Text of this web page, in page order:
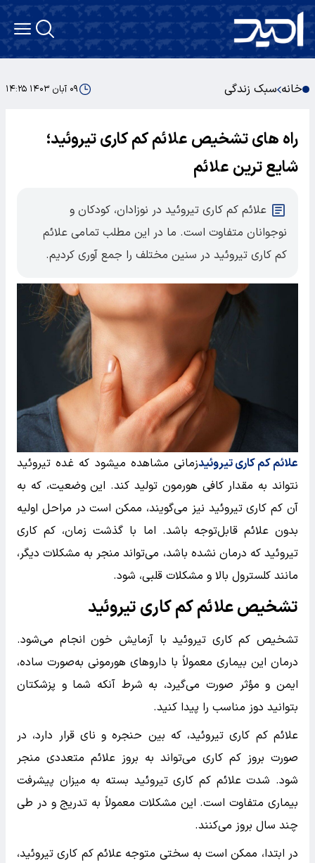
خانه سبک زندگی ۰۹ آبان ۱۴۰۳ ۱۴:۲۵
راه های تشخیص علائم کم کاری تیروئید؛
شایع ترین علائم
علائم کم کاری تیروئید در نوزادان، کودکان و
نوجوانان متفاوت است. ما در این مطلب تمامی علائم
کم کاری تیروئید در سنین مختلف را جمع آوری کردیم.
علائم کم کاری تیروئیدزمانی مشاهده میشود که غده تیروئید
نتواند به مقدار کافی هورمون تولید کند. این وضعیت، که به
آن کم کاری تیروئید نیز می‌گویند، ممکن است در مراحل اولیه
بدون علائم قابل‌توجه باشد. اما با گذشت زمان، کم کاری
تیروئید که درمان نشده باشد، می‌تواند منجر به مشکلات دیگر،
مانند کلسترول بالا و مشکلات قلبی، شود.
تشخیص علائم کم کاری تیروئید
تشخیص کم کاری تیروئید با آزمایش خون انجام می‌شود.
درمان این بیماری معمولاً با داروهای هورمونی به‌صورت ساده،
ایمن و مؤثر صورت می‌گیرد، به شرط آنکه شما و پزشکتان
بتوانید دوز مناسب را پیدا کنید.
علائم کم کاری تیروئید، که بین حنجره و نای قرار دارد، در
صورت بروز کم کاری می‌تواند به بروز علائم متعددی منجر
شود. شدت علائم کم کاری تیروئید بسته به میزان پیشرفت
بیماری متفاوت است. این مشکلات معمولاً به تدریج و در طی
چند سال بروز می‌کنند.
در ابتدا، ممکن است به سختی متوجه علائم کم کاری تیروئید،